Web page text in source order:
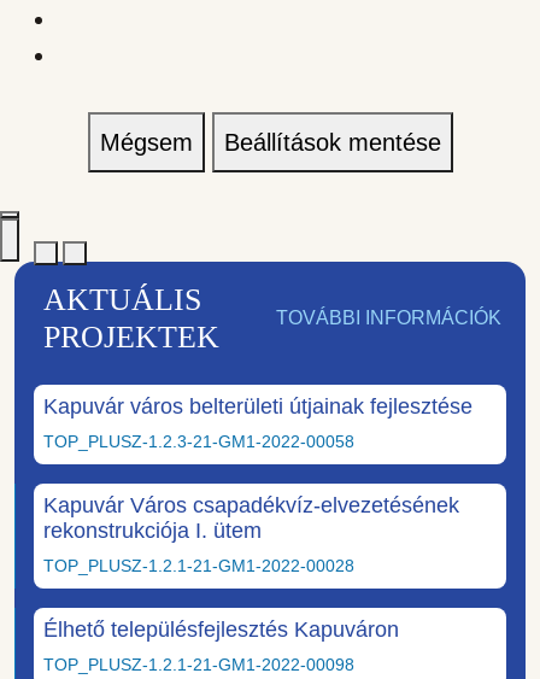
Mégsem Beállítások mentése
AKTUÁLIS
PROJEKTEK
TOVÁBBI INFORMÁCIÓK
Kapuvár város belterületi útjainak fejlesztése
TOP_PLUSZ-1.2.3-21-GM1-2022-00058
Kapuvár Város csapadékvíz-elvezetésének
rekonstrukciója I. ütem
TOP_PLUSZ-1.2.1-21-GM1-2022-00028
Élhető településfejlesztés Kapuváron
TOP_PLUSZ-1.2.1-21-GM1-2022-00098